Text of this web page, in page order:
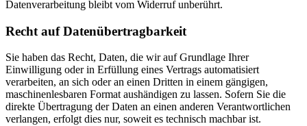
Datenverarbeitung bleibt vom Widerruf unberührt.
Recht auf Datenübertragbarkeit
Sie haben das Recht, Daten, die wir auf Grundlage Ihrer
Einwilligung oder in Erfüllung eines Vertrags automatisiert
verarbeiten, an sich oder an einen Dritten in einem gängigen,
maschinenlesbaren Format aushändigen zu lassen. Sofern Sie die
direkte Übertragung der Daten an einen anderen Verantwortlichen
verlangen, erfolgt dies nur, soweit es technisch machbar ist.